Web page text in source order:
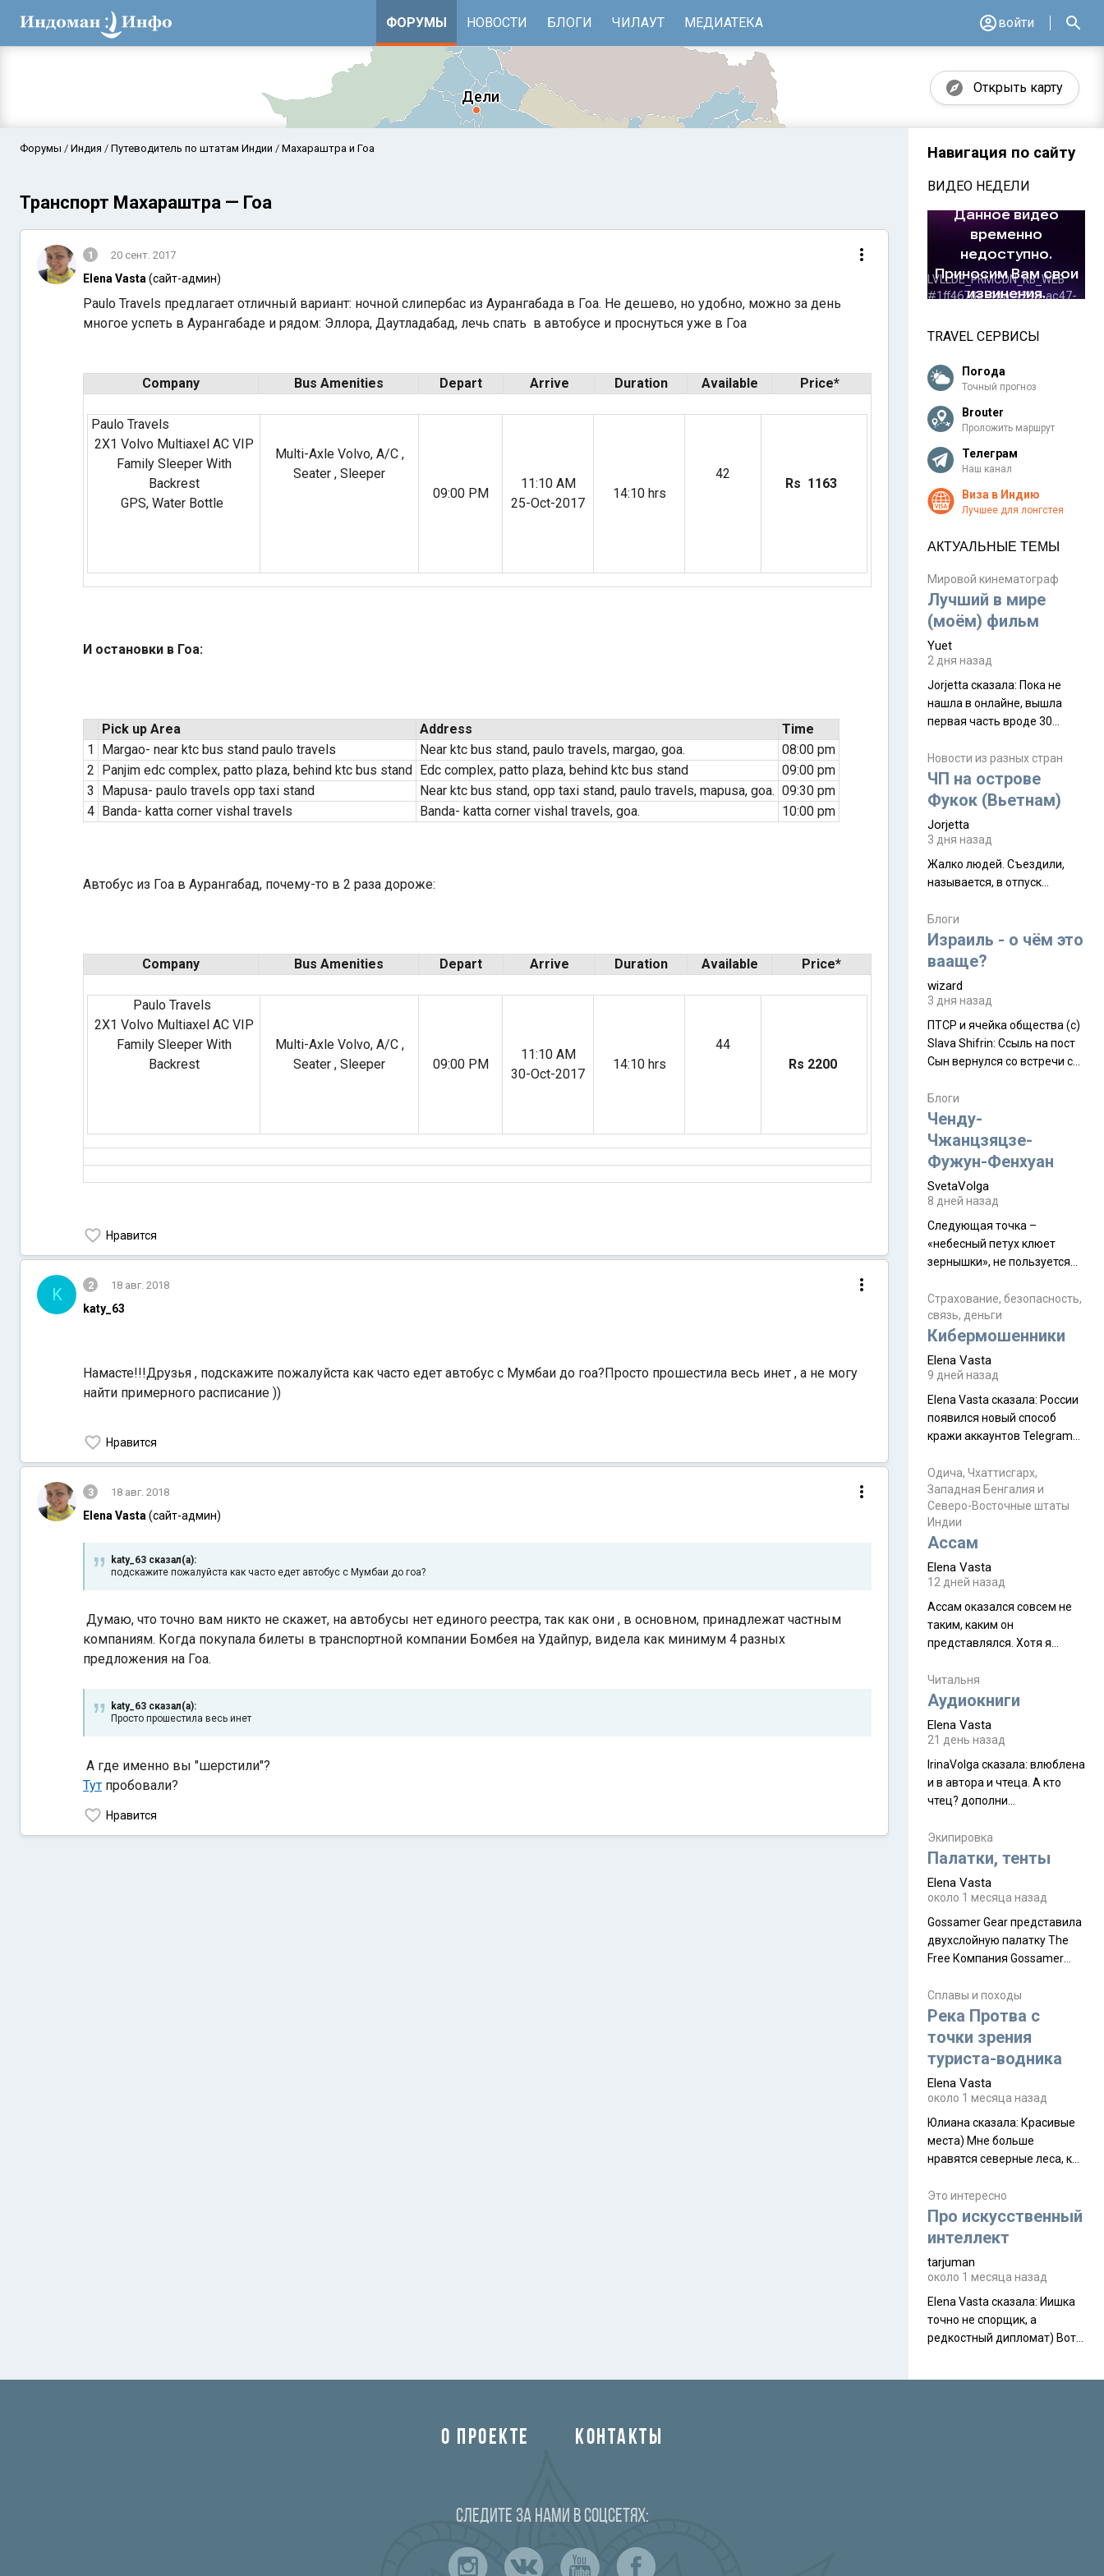
ФОРУМЫ НОВОСТИ БЛОГИ ЧИЛАУТ МЕДИАТЕКА войти
Открыть карту
Аравийское море Бенгальский залив
Индийский океан
Форумы Индия Путеводитель по штатам Индии Махараштра и Гоа
Транспорт Махараштра — Гоа
1 20 сент. 2017
Elena Vasta (сайт-админ)
Paulo Travels предлагает отличный вариант: ночной слипербас из Аурангабада в Гоа. Не дешево, но удобно, можно за день
многое успеть в Аурангабаде и рядом: Эллора, Даутладабад, лечь спать в автобусе и проснуться уже в Гоа
Company Bus Amenities Depart Arrive Duration Available Price*
Paulo Travels
2X1 Volvo Multiaxel AC VIP
Family Sleeper With
Backrest
GPS, Water Bottle
Multi-Axle Volvo, A/C ,
Seater , Sleeper
09:00 PM
11:10 AM
25-Oct-2017
14:10 hrs
42
Rs 1163
И остановки в Гоа:
Pick up Area Address
Time
1
Margao- near ktc bus stand paulo travels Near ktc bus stand, paulo travels, margao, goa.
08:00 pm
2 Panjim edc complex, patto plaza, behind ktc bus stand Edc complex, patto plaza, behind ktc bus stand
09:00 pm
3
Mapusa- paulo travels opp taxi stand Near ktc bus stand, opp taxi stand, paulo travels, mapusa, goa. 09:30 pm
4 Banda- katta corner vishal travels Banda- katta corner vishal travels, goa. 10:00 pm
Автобус из Гоа в Аурангабад, почему-то в 2 раза дороже:
Company Bus Amenities Depart Arrive Duration Available Price*
Paulo Travels
2X1 Volvo Multiaxel AC VIP
Family Sleeper With
Backrest
Multi-Axle Volvo, A/C ,
Seater , Sleeper
09:00 PM
11:10 AM
30-Oct-2017
14:10 hrs
44
Rs 2200
Нравится
K 2 18 авг. 2018
katy_63
Намасте!!!Друзья , подскажите пожалуйста как часто едет автобус с Мумбаи до гоа?Просто прошестила весь инет , а не могу
найти примерного расписание ))
Нравится
3 18 авг. 2018
Elena Vasta (сайт-админ)
katy_63 сказал(а):
подскажите пожалуйста как часто едет автобус с Мумбаи до гоа?
Думаю, что точно вам никто не скажет, на автобусы нет единого реестра, так как они , в основном, принадлежат частным
компаниям. Когда покупала билеты в транспортной компании Бомбея на Удайпур, видела как минимум 4 разных
предложения на Гоа.
katy_63 сказал(а):
Просто прошестила весь инет
А где именно вы "шерстили"?
Тут пробовали?
Нравится
Навигация по сайту
ВИДЕО НЕДЕЛИ
TRAVEL СЕРВИСЫ
Погода
Точный прогноз
Brouter
Проложить маршрут
Телеграм
Наш канал
Виза в Индию
Лучшее для лонгстея
АКТУАЛЬНЫЕ ТЕМЫ
Мировой кинематограф
Лучший в мире
(моём) фильм
Yuet
2 дня назад
Jorjetta сказалa: Пока не
нашла в онлайне, вышла
первая часть вроде 30
Дивали 8 ноября.
Новости из разных стран
ЧП на острове
Фукок (Вьетнам)
Jorjetta
3 дня назад
Жалко людей. Съездили,
называется, в отпуск...
Блоги
Израиль - о чём это
вааще?
wizard
3 дня назад
ПТСР и ячейка общества (с)
Slava Shifrin: Ссыль на пост
Сын вернулся со встречи с
уже, как демобилизовались,
а продолжают встречаться
почти каждую неделю) и с
порога сообщил: "Эйтан
разводится!" Эйтан -
мальчик из религиозной
семьи, из тех, кого называют
"вязаные кипы". С 2022-го
Блоги
Ченду-
Чжанцзяцзе-
Фужун-Фенхуан
SvetaVolga
8 дней назад
Следующая точка –
«небесный петух клюет
зернышки», не пользуется
заслужено, и чтобы попасть
на начало тропы показали
водителю карту, иначе
Пошли туда, потому что я
отзывов. По мне – сплошная
физуха, долгий спуск, потом
подъем по этому же пути.
Пока
Страхование, безопасность,
связь, деньги
Кибермошенники
Elena Vasta
9 дней назад
Elena Vasta сказалa: России
появился новый способ
кражи аккаунтов Telegram
Прочитайте! У моих двух
знакомых вот так увели
аккаунты
Одича, Чхаттисгарх,
Западная Бенгалия и
Северо-Восточные штаты
Индии
Ассам
Elena Vasta
12 дней назад
Ассам оказался совсем не
таким, каким он
представлялся. Хотя я
краешек, но все же схватила
ауру штата, как-то он меня
природа, мягкие
такая как бы переходная
ступень между привычной
нам Индией и остальными
надеюсь увидеть.
Читальня
Аудиокниги
Elena Vasta
21 день назад
IrinaVolga сказалa: влюблена
и в автора и чтеца. А кто
чтец? дополни
Экипировка
Палатки, тенты
Elena Vasta
около 1 месяца назад
Gossamer Gear представила
двухслойную палатку The
Free Компания Gossamer
туристическую палатку The
Free, которая стала первой
ультралегкой моделью в
ассортименте
производителя. Новинка
получила двухслойную
конструкцию с отдельным
внешним тентом и сетчатой
внутренней палаткой, а ее
комплектации составляет
около 845 г. Палатка весит
менее
Сплавы и походы
Река Протва с
точки зрения
туриста-водника
Elena Vasta
около 1 месяца назад
Юлиана сказалa: Красивые
места) Мне больше
нравятся северные леса, как
южной тайги
Это интересно
Про искусственный
интеллект
tarjuman
около 1 месяца назад
Elena Vasta сказалa: Иишка
точно не спорщик, а
редкостный дипломат) Вот,
О ПРОЕКТЕ КОНТАКТЫ
Следите за нами в соцсетях: